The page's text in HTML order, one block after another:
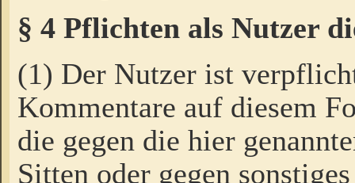
§ 4 Pflichten als Nutzer
(1) Der Nutzer ist
Kommentare auf diesem
die gegen die hier
Sitten oder gegen